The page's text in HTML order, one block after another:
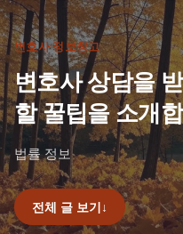
변호사 정보창고
변호사 상담을
할 꿀팁을 소개
법률 정보
전체 글 보기↓